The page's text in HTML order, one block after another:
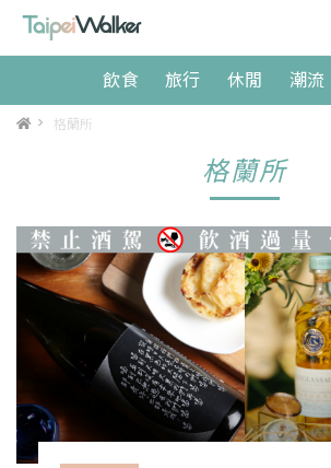
飲食 旅行 休閒 潮流
> 格蘭所
格蘭所